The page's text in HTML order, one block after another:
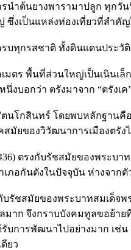
นำต้นยางพารามาปลูก ทุก
งเป็นแหล่งท่องเที่ยวที่สำคั
รบทุกรสชาติ ทั้งดินแดนปร
เมตร พื้นที่ส่วนใหญ่เป็นเนิน
อกว่า ตรังมาจาก “ตรังเค
นโกสินทร์ โดยพบหลักฐานคื
มัยของวิวัฒนาการเมืองตรัง
ตรงกับรัชสมัยของพระ
ภอกันตังในปัจจุบัน ห่างจากตั
กับรัชสมัยของพระบาทสมเ
มาก จึงกราบบังคมทูลขอย้
รับการพัฒนาไปอย่างมาก เ
ยว